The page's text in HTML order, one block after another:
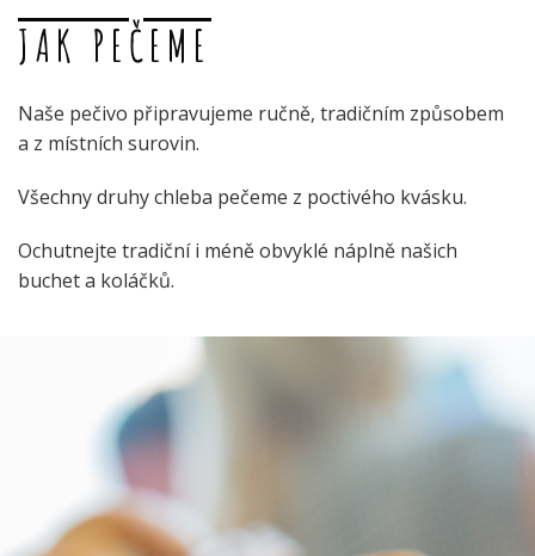
JAK PEČEME
Naše pečivo připravujeme ručně, tradičním způsobem
a z místních surovin.
Všechny druhy chleba pečeme z poctivého kvásku.
Ochutnejte tradiční i méně obvyklé náplně našich
buchet a koláčků.